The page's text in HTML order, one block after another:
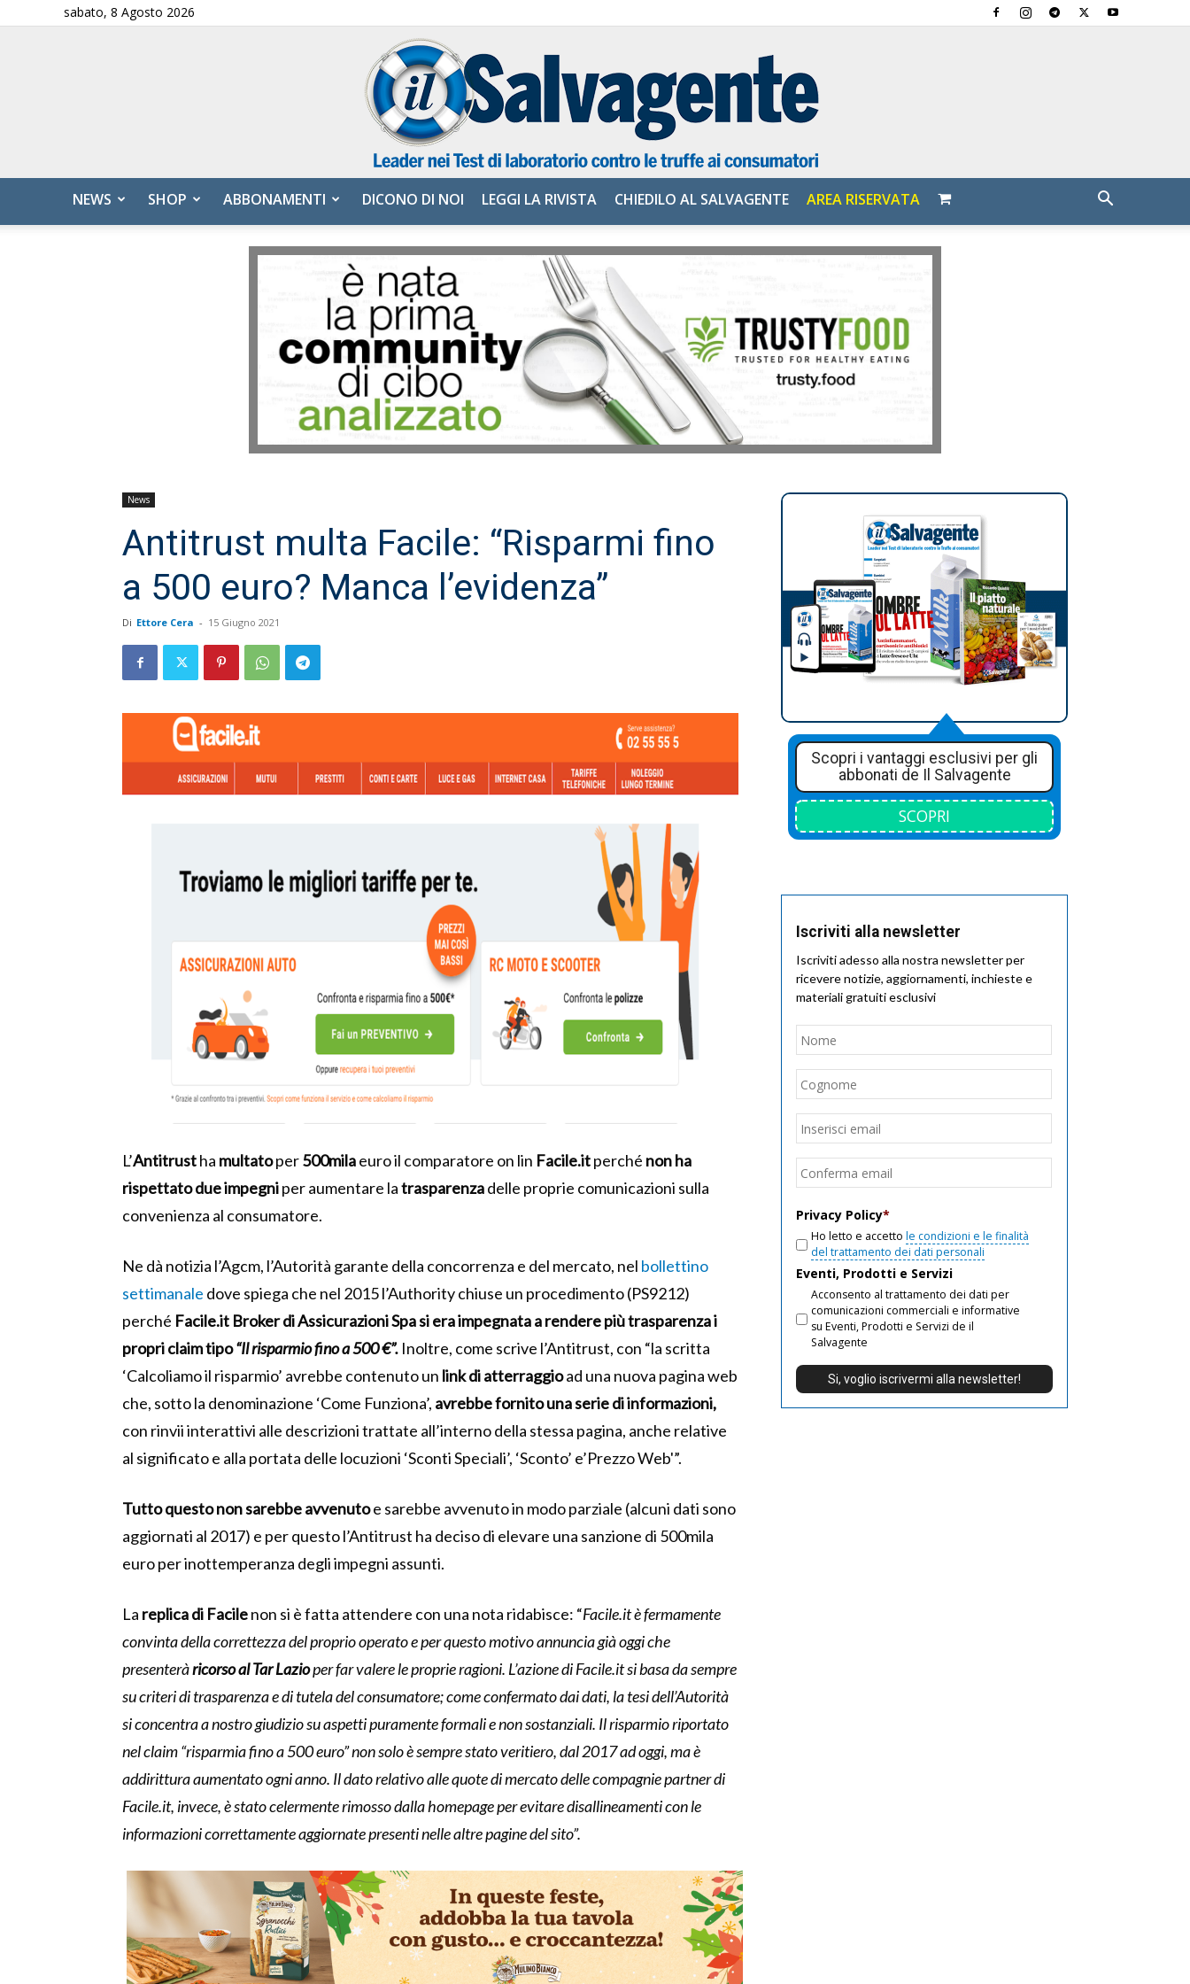
sabato, 8 Agosto 2026
Salvagente
NEWS SHOP ABBONAMENTI DICONO DI NOI LEGGI LA RIVISTA CHIEDILO AL SALVAGENTE AREA RISERVATA
News
Antitrust multa Facile: “Risparmi fino
a 500 euro? Manca l’evidenza”
Di Ettore Cera - 15 Giugno 2021
L’Antitrustha multatoper500milaeuro il comparatore on lin Facile.itperché non ha
rispettato due impegniper aumentare latrasparenzadelle proprie comunicazioni sulla
convenienza al consumatore.
Ne dà notizia l’Agcm, l’Autorità garante della concorrenza e del mercato, nel bollettino
settimanale dove spiega che nel 2015 l’Authority chiuse un procedimento (PS9212)
perché Facile.it Broker di Assicurazioni Spa si era impegnata a rendere più trasparenza i
propri claim tipo“Il risparmio fino a 500 €”. Inoltre, come scrive l’Antitrust, con “la scritta
‘Calcoliamo il risparmio’ avrebbe contenuto un link di atterraggioad una nuova pagina web
che, sotto la denominazione ‘Come Funziona’, avrebbe fornito una serie di informazioni,
con rinvii interattivi alle descrizioni trattate all’interno della stessa pagina, anche relative
al significato e alla portata delle locuzioni ‘Sconti Speciali’, ‘Sconto’ e’Prezzo Web'”.
Tutto questo non sarebbe avvenutoe sarebbe avvenuto in modo parziale (alcuni dati sono
aggiornati al 2017) e per questo l’Antitrust ha deciso di elevare una sanzione di 500mila
euro per inottemperanza degli impegni assunti.
La replica di Facilenon si è fatta attendere con una nota ridabisce: “Facile.it è fermamente
convinta della correttezza del proprio operato e per questo motivo annuncia già oggi che
presenteràricorso al Tar Lazioper far valere le proprie ragioni. L’azione di Facile.it si basa da sempre
su criteri di trasparenza e di tutela del consumatore; come confermato dai dati, la tesi dell’Autorità
si concentra a nostro giudizio su aspetti puramente formali e non sostanziali. Il risparmio riportato
nel claim “risparmia fino a 500 euro” non solo è sempre stato veritiero, dal 2017 ad oggi, ma è
addirittura aumentato ogni anno. Il dato relativo alle quote di mercato delle compagnie partner di
Facile.it, invece, è stato celermente rimosso dalla homepage per evitare disallineamenti con le
informazioni correttamente aggiornate presenti nelle altre pagine del sito”.
Scopri i vantaggi esclusivi per gli
abbonati de Il Salvagente
SCOPRI
Iscriviti alla newsletter
Iscriviti adesso alla nostra newsletter per
ricevere notizie, aggiornamenti, inchieste e
materiali gratuiti esclusivi
Nome
Email
Privacy Policy*
Ho letto e accetto le condizioni e le finalità
del trattamento dei dati personali
Eventi, Prodotti e Servizi
Acconsento al trattamento dei dati per
comunicazioni commerciali e informative
su Eventi, Prodotti e Servizi de il
Salvagente